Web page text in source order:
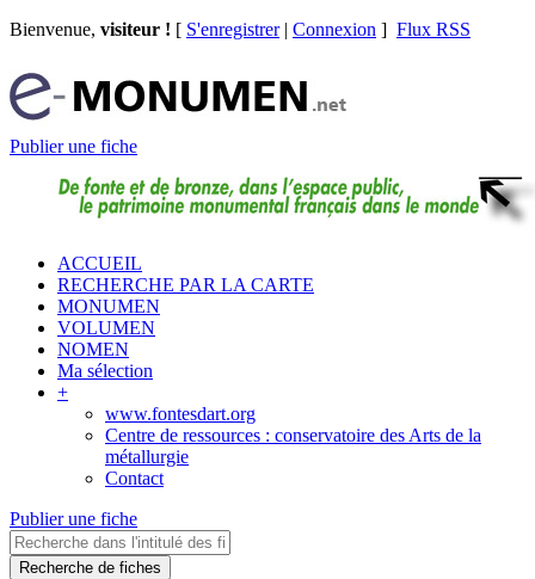
Bienvenue, visiteur ! [ S'enregistrer| Connexion ] Flux RSS
Publier une fiche
ACCUEIL
RECHERCHE PAR LA CARTE
MONUMEN
VOLUMEN
NOMEN
Ma sélection
+
www.fontesdart.org
Centre de ressources : conservatoire des Arts de la
métallurgie
Contact
Publier une fiche
Recherche de fiches